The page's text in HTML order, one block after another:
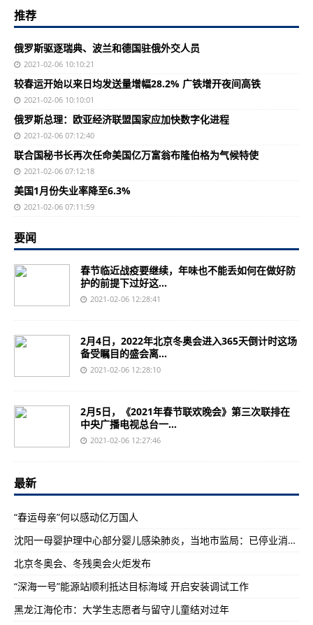
推荐
俄罗斯驱逐瑞典、波兰和德国驻俄外交人员
2021-02-06 10:10:21
较春运开始以来日均发送量增幅28.2% 广铁增开夜间高铁
2021-02-06 10:10:01
俄罗斯总理：欧亚经济联盟国家应加快数字化进程
2021-02-06 07:12:40
联合国秘书长再次任命美国亿万富翁布隆伯格为气候特使
2021-02-06 07:12:18
美国1月份失业率降至6.3%
2021-02-06 07:11:59
要闻
春节临近战疫要继续，年味也不能丢如何在做好防
护的前提下过好这...
2021-02-06 12:28:41
2月4日，2022年北京冬奥会进入365天倒计时这场
备受瞩目的盛会离...
2021-02-06 12:28:10
2月5日，《2021年春节联欢晚会》第三次联排在
中央广播电视总台一...
2021-02-06 12:27:46
最新
“春运母亲”何以感动亿万国人
沈阳一母婴护理中心部分婴儿感染肺炎，当地市监局：已停业消杀，相关人员核酸检测均为阴性
北京冬奥会、冬残奥会火炬发布
“深海一号”能源站顺利抵达目标海域 开启安装调试工作
黑龙江海伦市：大学生志愿者与留守儿童结对过年